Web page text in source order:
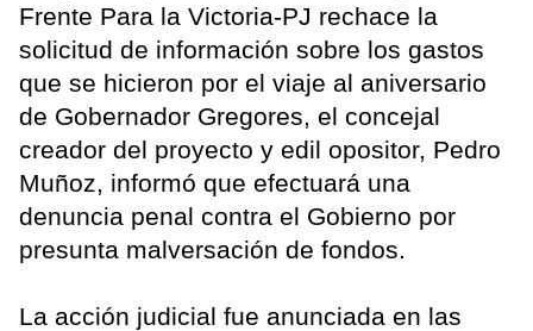
Frente Para la Victoria-PJ rechace la
solicitud de información sobre los gastos
que se hicieron por el viaje al aniversario
de Gobernador Gregores, el concejal
creador del proyecto y edil opositor, Pedro
Muñoz, informó que efectuará una
denuncia penal contra el Gobierno por
presunta malversación de fondos.
La acción judicial fue anunciada en las